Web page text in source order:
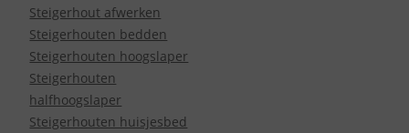
Steigerhout afwerken
Steigerhouten bedden
Steigerhouten hoogslaper
Steigerhouten
halfhoogslaper
Steigerhouten huisjesbed